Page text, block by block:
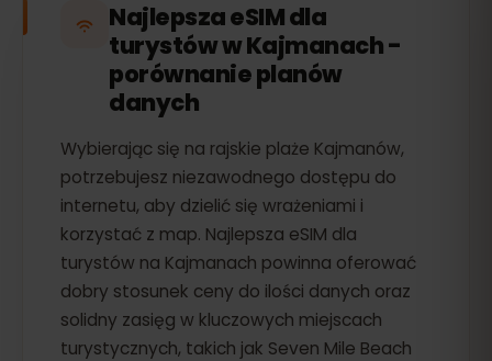
Najlepsza eSIM dla
turystów w Kajmanach -
porównanie planów
danych
Wybierając się na rajskie plaże Kajmanów,
potrzebujesz niezawodnego dostępu do
internetu, aby dzielić się wrażeniami i
korzystać z map. Najlepsza eSIM dla
turystów na Kajmanach powinna oferować
dobry stosunek ceny do ilości danych oraz
solidny zasięg w kluczowych miejscach
turystycznych, takich jak Seven Mile Beach